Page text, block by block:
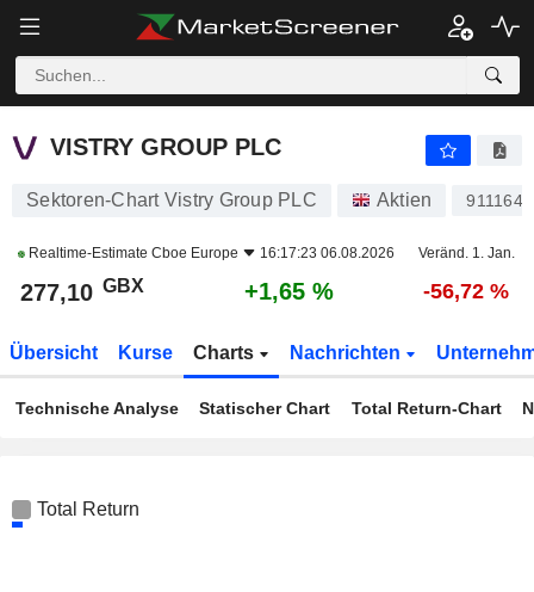
VISTRY GROUP PLC
VISTRY GROUP PLC
Sektoren-Chart Vistry Group PLC Aktien 911164
Realtime-Estimate Cboe Europe 16:17:23 06.08.2026 Veränd. 1. Jan.
277,10 GBX +1,65 % -56,72 %
Übersicht Kurse Charts Nachrichten
Technische Analyse Statischer Chart Total Return-Chart
Total Return